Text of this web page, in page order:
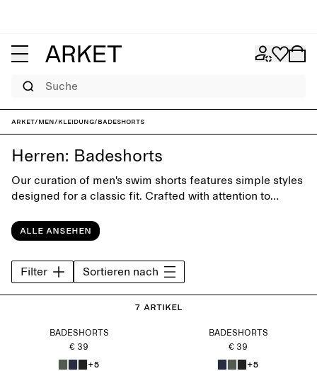
Suche
ARKET/Men/Kleidung/Badeshorts
Herren: Badeshorts
Our curation of men's swim shorts features simple styles
designed for a classic fit. Crafted with attention to
swimwear for days at the beach or by the pool.
Alle ansehen
Filter Sortieren nach
7 Artikel
BADESHORTS
€ 39
+5
BADESHORTS
€ 39
+5